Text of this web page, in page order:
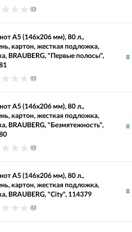
(0)
А5 (146х206 мм), 80 л.,
картон, жесткая подложка,
BRAUBERG, "Первые полосы",
(0)
А5 (146х206 мм), 80 л.,
картон, жесткая подложка,
BRAUBERG, "Безмятежность",
(0)
А5 (146х206 мм), 80 л.,
картон, жесткая подложка,
BRAUBERG, "City", 114379
(0)